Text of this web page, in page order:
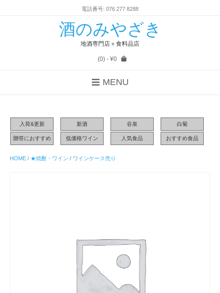
電話番号: 076 277 8288
酒のみやざき
地酒専門店＋食料品店
(0)- ¥0
MENU
入荷&更新 新酒 谷泉 白菊
贈答におすすめ 低価格ワイン 人気食品 おすすめ食品
HOME / ★焼酎・ワイン / ワインケース売り